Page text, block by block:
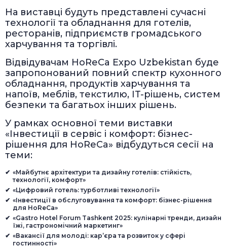
На виставці будуть представлені сучасні
технології та обладнання для готелів,
ресторанів, підприємств громадського
харчування та торгівлі.
Відвідувачам HoReCa Expo Uzbekistan буде
запропонований повний спектр кухонного
обладнання, продуктів харчування та
напоїв, меблів, текстилю, IT-рішень, систем
безпеки та багатьох інших рішень.
У рамках основної теми виставки
«Інвестиції в сервіс і комфорт: бізнес-
рішення для HoReCa» відбудуться сесії на
теми:
«Майбутнє архітектури та дизайну готелів: стійкість,
технології, комфорт»
«Цифровий готель: турботливі технології»
«Інвестиції в обслуговування та комфорт: бізнес-рішення
для HoReCa»
«Gastro Hotel Forum Tashkent 2025: кулінарні тренди, дизайн
їжі, гастрономічний маркетинг»
«Вакансії для молоді: кар’єра та розвиток у сфері
гостинності»